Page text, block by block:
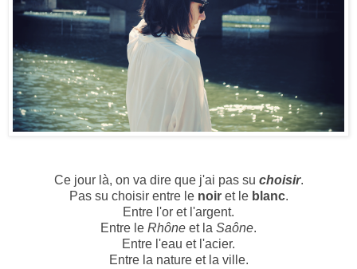
Ce jour là, on va dire que j'ai pas su choisir.
Pas su choisir entre le noiret le blanc.
Entre l'or et l'argent.
Entre le Rhône et la Saône.
Entre l'eau et l'acier.
Entre la nature et la ville.